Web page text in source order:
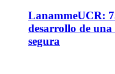
LanammeUCR:
desarrollo de
segura